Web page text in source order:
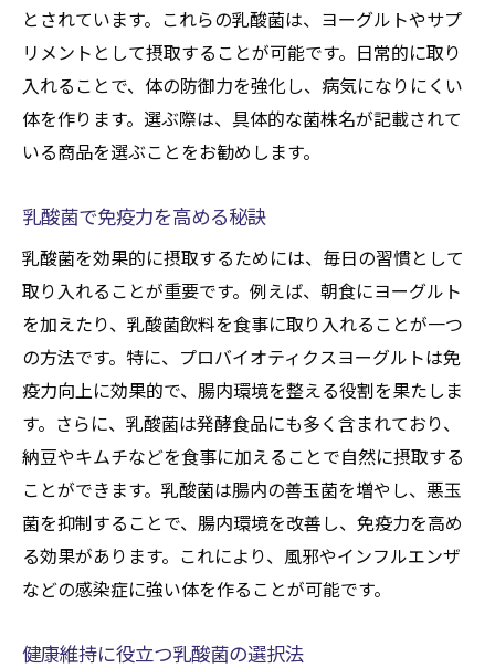
とされています。これらの乳酸菌は、ヨーグルトやサプ
リメントとして摂取することが可能です。日常的に取り
入れることで、体の防御力を強化し、病気になりにくい
体を作ります。選ぶ際は、具体的な菌株名が記載されて
いる商品を選ぶことをお勧めします。
乳酸菌で免疫力を高める秘訣
乳酸菌を効果的に摂取するためには、毎日の習慣として
取り入れることが重要です。例えば、朝食にヨーグルト
を加えたり、乳酸菌飲料を食事に取り入れることが一つ
の方法です。特に、プロバイオティクスヨーグルトは免
疫力向上に効果的で、腸内環境を整える役割を果たしま
す。さらに、乳酸菌は発酵食品にも多く含まれており、
納豆やキムチなどを食事に加えることで自然に摂取する
ことができます。乳酸菌は腸内の善玉菌を増やし、悪玉
菌を抑制することで、腸内環境を改善し、免疫力を高め
る効果があります。これにより、風邪やインフルエンザ
などの感染症に強い体を作ることが可能です。
健康維持に役立つ乳酸菌の選択法